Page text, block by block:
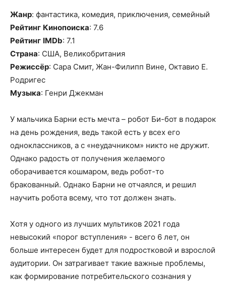
Жанр: фантастика, комедия, приключения, семейный
Рейтинг Кинопоиска: 7.6
Рейтинг IMDb: 7.1
Страна: США, Великобритания
Режиссёр: Сара Смит, Жан-Филипп Вине, Октавио Е.
Родригес
Музыка: Генри Джекман
У мальчика Барни есть мечта – робот Би-бот в подарок
на день рождения, ведь такой есть у всех его
одноклассников, а с «неудачником» никто не дружит.
Однако радость от получения желаемого
оборачивается кошмаром, ведь робот-то
бракованный. Однако Барни не отчаялся, и решил
научить робота всему, что тот должен знать.
Хотя у одного из лучших мультиков 2021 года
невысокий «порог вступления» - всего 6 лет, он
больше интересен будет для подростковой и взрослой
аудитории. Он затрагивает такие важные проблемы,
как формирование потребительского сознания у